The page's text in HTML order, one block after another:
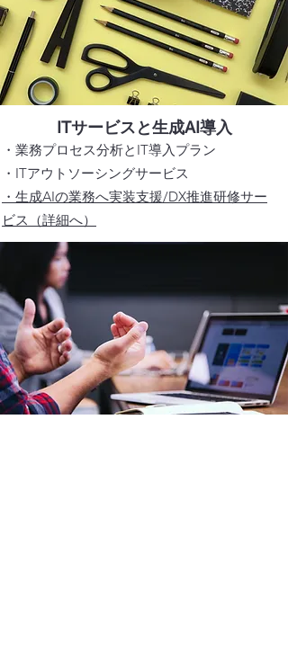
ITサービスと生成AI導入
・業務プロセス分析と IT導入プラン
・ITアウトソーシング​サービス
​・生成AIの業務へ実装支援/DX推進研修サー
ビス（詳細へ）